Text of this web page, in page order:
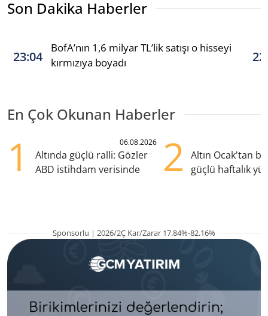
Son Dakika Haberler
23:04
BofA’nın 1,6 milyar TL’lik satışı o hisseyi
kırmızıya boyadı
En Çok Okunan Haberler
1 06.08.2026
Altında güçlü ralli: Gözler
ABD istihdam verisinde
2
Altın Ocak'tan
güçlü haftalık
Sponsorlu | 2026/2Ç Kar/Zarar 17.84%-82.16%